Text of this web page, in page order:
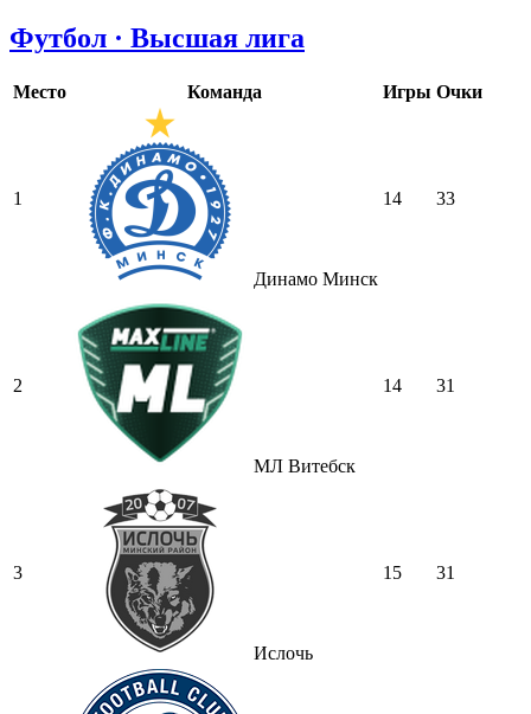
Футбол · Высшая лига
Место Команда Игры Очки
1
Динамо Минск
14 33
2
МЛ Витебск
14 31
3
Ислочь
15 31